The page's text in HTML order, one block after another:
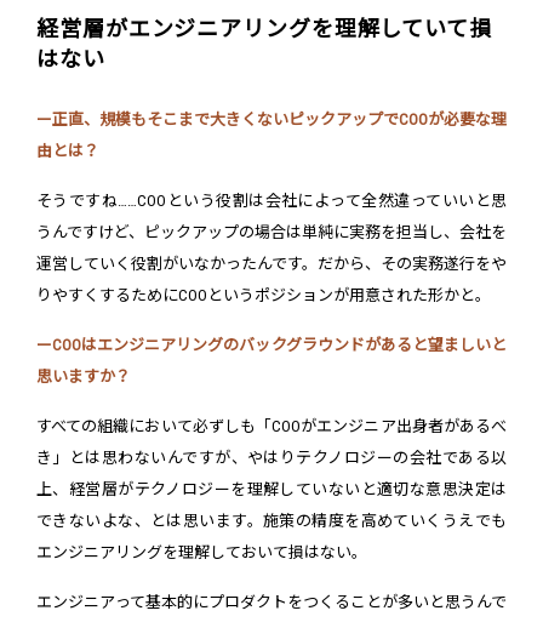
経営層がエンジニアリングを理解していて損
はない
ー正直、規模もそこまで大きくないピックアップでCOOが必要な理
由とは？
そうですね……COOという役割は会社によって全然違っていいと思
うんですけど、ピックアップの場合は単純に実務を担当し、会社を
運営していく役割がいなかったんです。だから、その実務遂行をや
りやすくするためにCOOというポジションが用意された形かと。
ーCOOはエンジニアリングのバックグラウンドがあると望ましいと
思いますか？
すべての組織において必ずしも「COOがエンジニア出身者があるべ
き」とは思わないんですが、やはりテクノロジーの会社である以
上、経営層がテクノロジーを理解していないと適切な意思決定は
できないよな、とは思います。施策の精度を高めていくうえでも
エンジニアリングを理解しておいて損はない。
エンジニアって基本的にプロダクトをつくることが多いと思うんで